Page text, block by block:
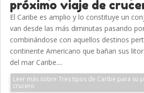
próximo viaje de
El Caribe es amplio y lo constituye un
van desde las más diminutas pasando
combinándose con aquellos destinos
continente Americano que bañan sus
del mar Caribe....
Leer más sobre Tres tipos de Caribe para su
crucero